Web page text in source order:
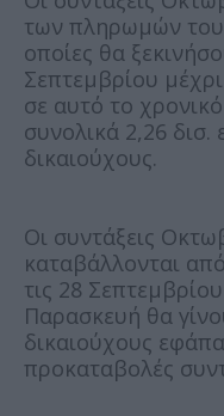
των πληρωμών του
οποίες θα
Σεπτεμβρίου
σε αυτό το
συνολικά 2,26 δισ.
δικαιούχους.
Οι συντάξεις
καταβάλλονται
τις 28
Παρασκευή θα
δικαιούχους
προκαταβολές